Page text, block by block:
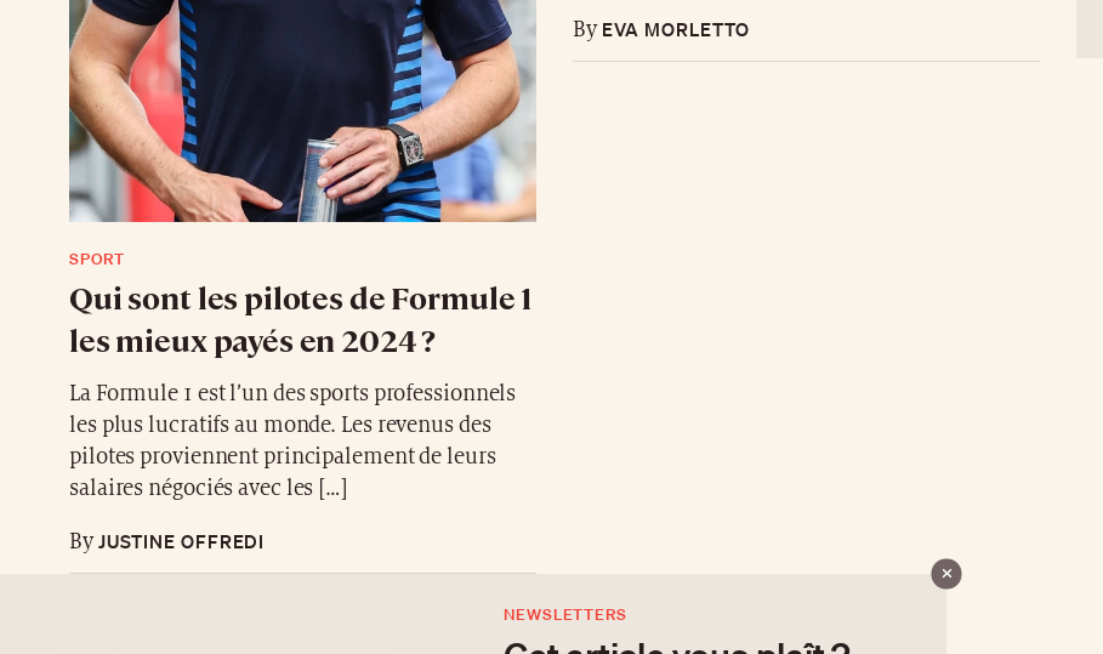
SPORT
Qui sont les pilotes de Formule 1
les mieux payés en 2024 ?
La Formule 1 est l’un des sports professionnels
les plus lucratifs au monde. Les revenus des
pilotes proviennent principalement de leurs
salaires négociés avec les […]
ByJUSTINE OFFREDI
ByEVA MORLETTO
NEWSLETTERS